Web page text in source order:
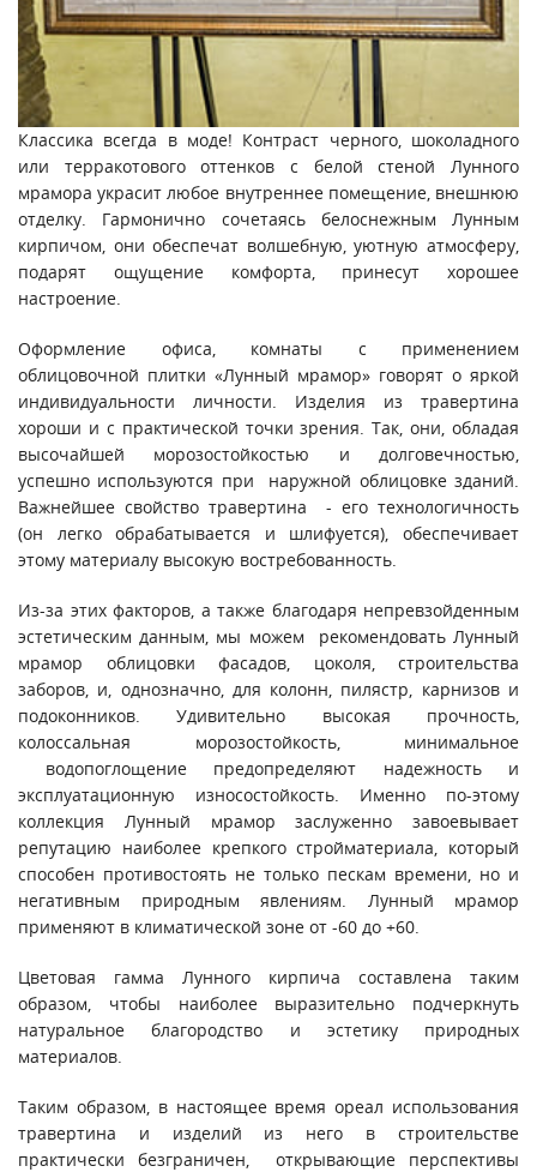
Классика всегда в моде! Контраст черного, шоколадного
или терракотового оттенков с белой стеной Лунного
мрамора украсит любое внутреннее помещение, внешнюю
отделку. Гармонично сочетаясь белоснежным Лунным
кирпичом, они обеспечат волшебную, уютную атмосферу,
подарят ощущение комфорта, принесут хорошее
настроение.
Оформление офиса, комнаты с применением
облицовочной плитки «Лунный мрамор» говорят о яркой
индивидуальности личности. Изделия из травертина
хороши и с практической точки зрения. Так, они, обладая
высочайшей морозостойкостью и долговечностью,
успешно используются при наружной облицовке зданий.
Важнейшее свойство травертина - его технологичность
(он легко обрабатывается и шлифуется), обеспечивает
этому материалу высокую востребованность.
Из-за этих факторов, а также благодаря непревзойденным
эстетическим данным, мы можем рекомендовать Лунный
мрамор облицовки фасадов, цоколя, строительства
заборов, и, однозначно, для колонн, пилястр, карнизов и
подоконников. Удивительно высокая прочность,
колоссальная морозостойкость, минимальное
водопоглощение предопределяют надежность и
эксплуатационную износостойкость. Именно по-этому
коллекция Лунный мрамор заслуженно завоевывает
репутацию наиболее крепкого стройматериала, который
способен противостоять не только пескам времени, но и
негативным природным явлениям. Лунный мрамор
применяют в климатической зоне от -60 до +60.
Цветовая гамма Лунного кирпича составлена таким
образом, чтобы наиболее выразительно подчеркнуть
натуральное благородство и эстетику природных
материалов.
Таким образом, в настоящее время ореал использования
травертина и изделий из него в строительстве
практически безграничен, открывающие перспективы